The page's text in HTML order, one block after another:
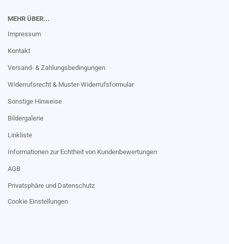
MEHR ÜBER...
Impressum
Kontakt
Versand- & Zahlungsbedingungen
Widerrufsrecht & Muster-Widerrufsformular
Sonstige Hinweise
Bildergalerie
Linkliste
Informationen zur Echtheit von Kundenbewertungen
AGB
Privatsphäre und Datenschutz
Cookie Einstellungen